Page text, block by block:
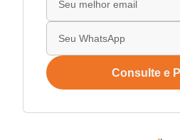
Consulte e